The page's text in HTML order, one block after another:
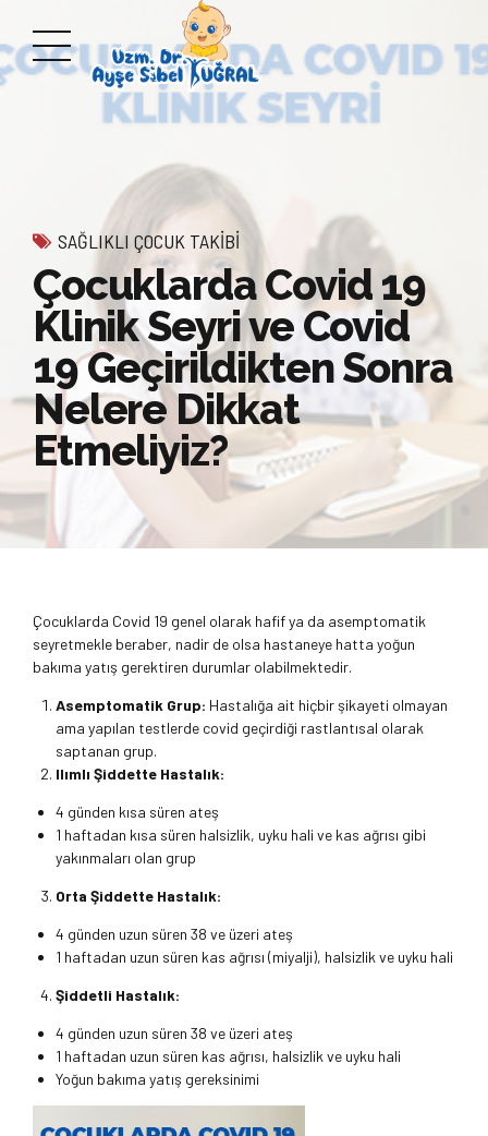
SAĞLIKLI ÇOCUK TAKIBI
Çocuklarda Covid 19
Klinik Seyri ve Covid
19 Geçirildikten Sonra
Nelere Dikkat
Etmeliyiz?
Çocuklarda Covid 19 genel olarak hafif ya da asemptomatik
seyretmekle beraber, nadir de olsa hastaneye hatta yoğun
bakıma yatış gerektiren durumlar olabilmektedir.
Asemptomatik Grup: Hastalığa ait hiçbir şikayeti olmayan
ama yapılan testlerde covid geçirdiği rastlantısal olarak
saptanan grup.
Ilımlı Şiddette Hastalık:
4 günden kısa süren ateş
1 haftadan kısa süren halsizlik, uyku hali ve kas ağrısı gibi
yakınmaları olan grup
Orta Şiddette Hastalık:
4 günden uzun süren 38 ve üzeri ateş
1 haftadan uzun süren kas ağrısı (miyalji), halsizlik ve uyku hali
Şiddetli Hastalık:
4 günden uzun süren 38 ve üzeri ateş
1 haftadan uzun süren kas ağrısı, halsizlik ve uyku hali
Yoğun bakıma yatış gereksinimi